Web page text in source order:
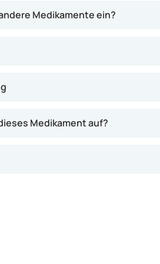
Medikamente ein?
Medikament auf?